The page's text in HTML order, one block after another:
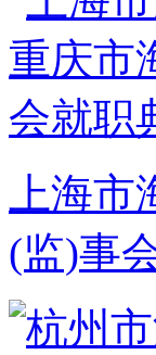
上海
(监)事